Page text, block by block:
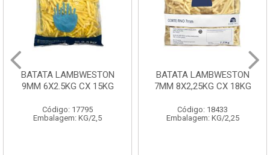
BATATA LAMBWESTON
9MM 6X2.5KG CX 15KG
Código: 17795
Embalagem: KG/2,5
BATATA LAMBWESTON
7MM 8X2,25KG CX 18KG
Código: 18433
Embalagem: KG/2,25